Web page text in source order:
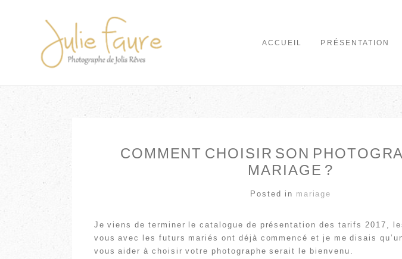
ACCUEIL PRÉSENTATION
COMMENT CHOISIR SON
MARIAGE ?
Posted in mariage
Je viens de terminer le catalogue de présentation des tarifs 2017,
vous avec les futurs mariés ont déjà commencé et je me disais
vous aider à choisir votre photographe serait le bienvenu.